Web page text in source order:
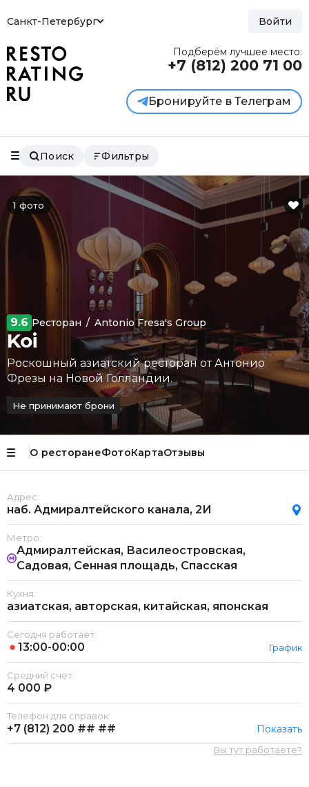
Санкт-Петербург Войти
Подберём лучшее место:
+7 (812) 200 71 00
Бронируйте в Телеграм
Поиск Фильтры
1 фото
9.6 Ресторан / Antonio Fresa's Group
Koi
Роскошный азиатский ресторан от Антонио
Фрезы на Новой Голландии.
Не принимают брони
О ресторанеФотоКартаОтзывы
Адрес:
наб. Адмиралтейского канала, 2И
Метро:
Адмиралтейская, Василеостровская,
Садовая, Сенная площадь, Спасская
Кухня:
азиатская, авторская, китайская, японская
Сегодня работает:
13:00-00:00 График
Средний счет:
4 000 ₽
Телефон для справок:
+7 (812) 200 ## ## Показать
Вы тут работаете?